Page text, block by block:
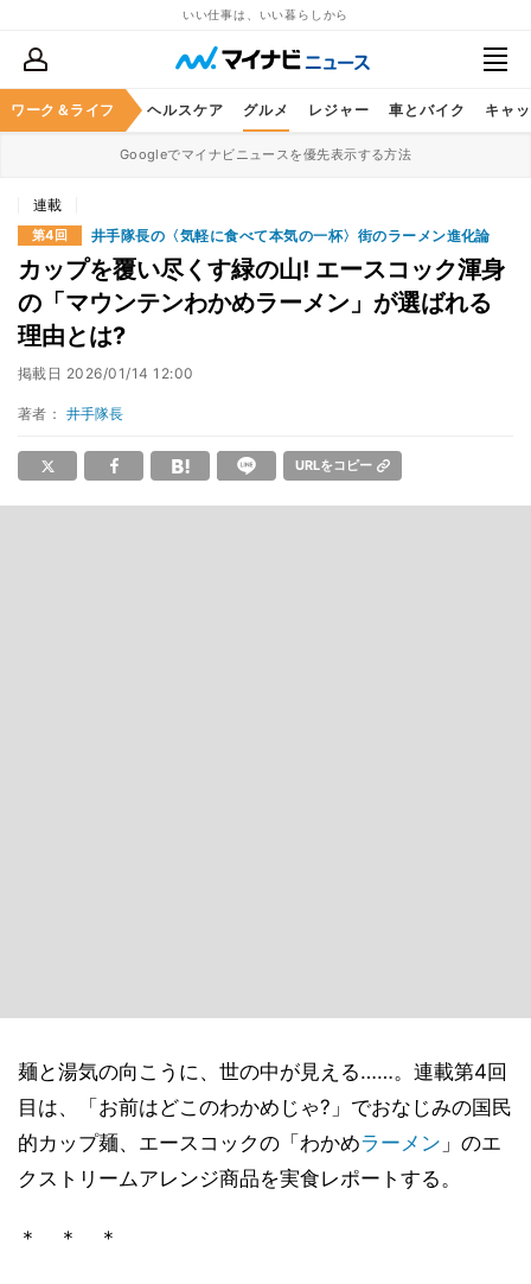
いい仕事は、いい暮らしから
ワーク＆ライフ
マネー 暮らし ヘルスケア グルメ レジャー 車とバイク キャ
Googleでマイナビニュースを優先表示する方法
連載
第4回 井手隊長の〈気軽に食べて本気の一杯〉街のラーメン進化論
カップを覆い尽くす緑の山! エースコック渾身
の「マウンテンわかめラーメン」が選ばれる
理由とは?
掲載日 2026/01/14 12:00
著者： 井手隊長
URLをコピー
麺と湯気の向こうに、世の中が見える……。連載第4回
目は、「お前はどこのわかめじゃ?」でおなじみの国民
的カップ麺、エースコックの「わかめラーメン 」のエ
クストリームアレンジ商品を実食レポートする。
＊ ＊ ＊